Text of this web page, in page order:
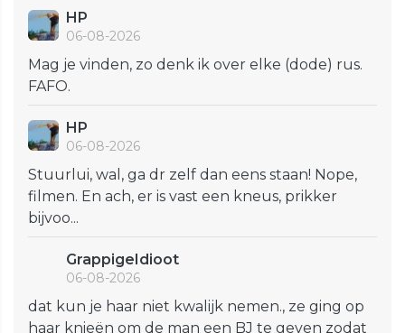
HP
06-08-2026
Mag je vinden, zo denk ik over elke (dode) rus.
FAFO.
HP
06-08-2026
Stuurlui, wal, ga dr zelf dan eens staan! Nope,
filmen. En ach, er is vast een kneus, prikker
bijvoo...
GrappigeIdioot
06-08-2026
dat kun je haar niet kwalijk nemen., ze ging op
haar knieën om de man een BJ te geven zodat